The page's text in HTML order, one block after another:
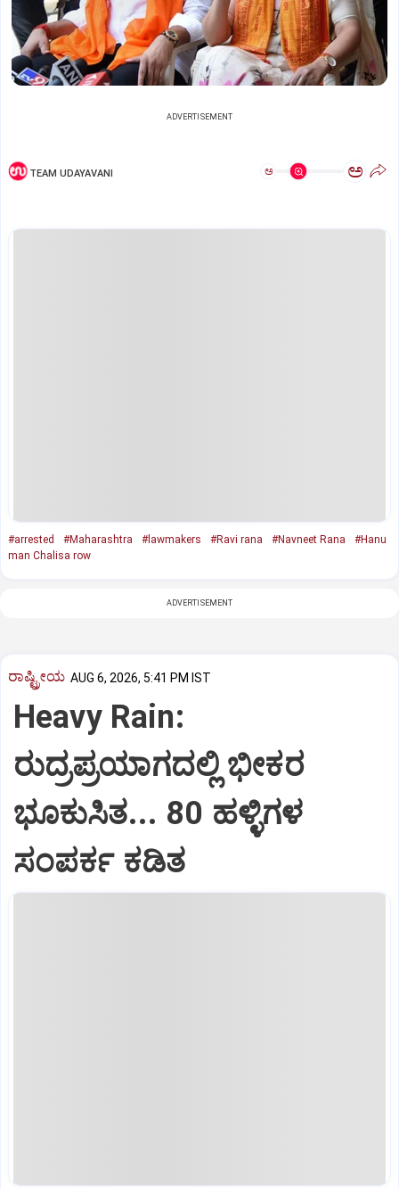
ADVERTISEMENT
TEAM UDAYAVANI ಅ ಅ
#arrested #Maharashtra #lawmakers #Ravi rana #Navneet Rana
#Hanu
man Chalisa row
ADVERTISEMENT
ರಾಷ್ಟ್ರೀಯ AUG 6, 2026, 5:41 PM IST
Heavy Rain:
ರುದ್ರಪ್ರಯಾಗದಲ್ಲಿ ಭೀಕರ
ಭೂಕುಸಿತ... 80 ಹಳ್ಳಿಗಳ
ಸಂಪರ್ಕ ಕಡಿತ